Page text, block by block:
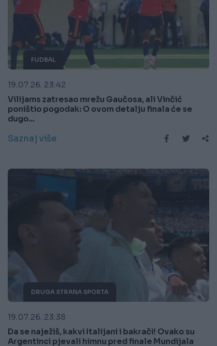
FUDBAL
19.07.26. 23:42
Vilijams zatresao mrežu Gaučosa, ali Vinčić
poništio pogodak: O ovom detalju finala će se
dugo...
Saznaj više
DRUGA STRANA SPORTA
19.07.26. 23:38
Da se naježiš, kakvi Italijani i bakrači! Ovako su
Argentinci pjevali himnu pred finale Mundijala